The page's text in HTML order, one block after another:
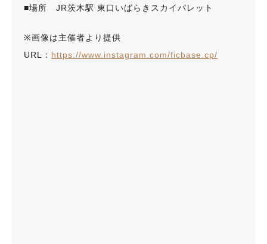
■場所 JR茨木駅 東口いばらきスカイパレット
※画像は主催者より提供
URL： https://www.instagram.com/ficbase.cp/